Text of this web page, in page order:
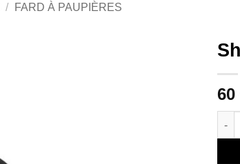
/ FARD À PAUPIÈRES
60